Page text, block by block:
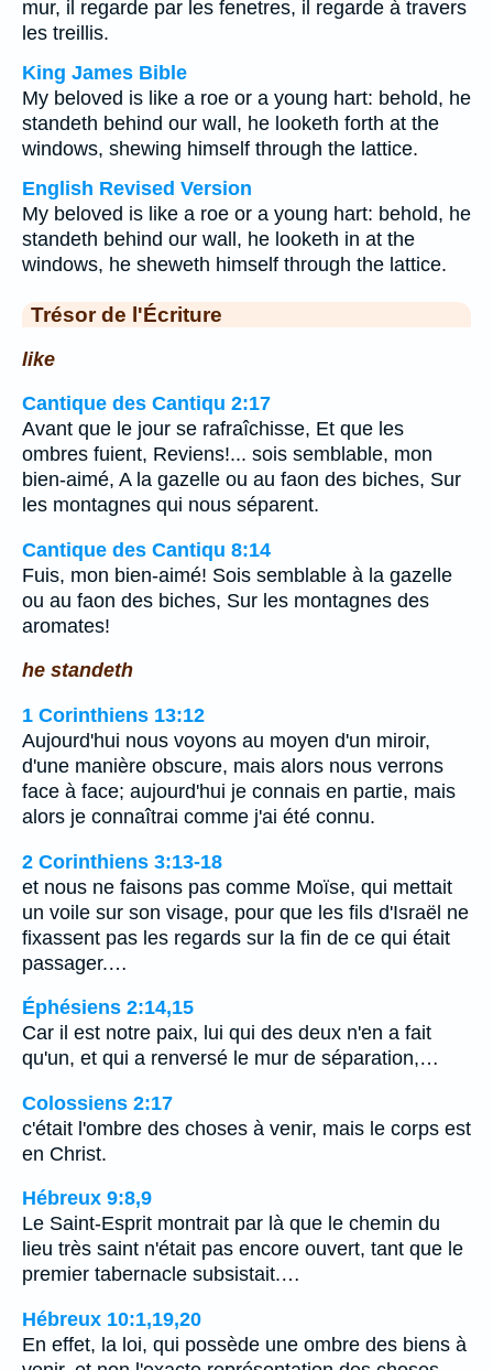
mur, il regarde par les fenetres, il regarde à travers
les treillis.
King James Bible
My beloved is like a roe or a young hart: behold, he
standeth behind our wall, he looketh forth at the
windows, shewing himself through the lattice.
English Revised Version
My beloved is like a roe or a young hart: behold, he
standeth behind our wall, he looketh in at the
windows, he sheweth himself through the lattice.
Trésor de l'Écriture
like
Cantique des Cantiqu 2:17
Avant que le jour se rafraîchisse, Et que les
ombres fuient, Reviens!... sois semblable, mon
bien-aimé, A la gazelle ou au faon des biches, Sur
les montagnes qui nous séparent.
Cantique des Cantiqu 8:14
Fuis, mon bien-aimé! Sois semblable à la gazelle
ou au faon des biches, Sur les montagnes des
aromates!
he standeth
1 Corinthiens 13:12
Aujourd'hui nous voyons au moyen d'un miroir,
d'une manière obscure, mais alors nous verrons
face à face; aujourd'hui je connais en partie, mais
alors je connaîtrai comme j'ai été connu.
2 Corinthiens 3:13-18
et nous ne faisons pas comme Moïse, qui mettait
un voile sur son visage, pour que les fils d'Israël ne
fixassent pas les regards sur la fin de ce qui était
passager.…
Éphésiens 2:14,15
Car il est notre paix, lui qui des deux n'en a fait
qu'un, et qui a renversé le mur de séparation,…
Colossiens 2:17
c'était l'ombre des choses à venir, mais le corps est
en Christ.
Hébreux 9:8,9
Le Saint-Esprit montrait par là que le chemin du
lieu très saint n'était pas encore ouvert, tant que le
premier tabernacle subsistait.…
Hébreux 10:1,19,20
En effet, la loi, qui possède une ombre des biens à